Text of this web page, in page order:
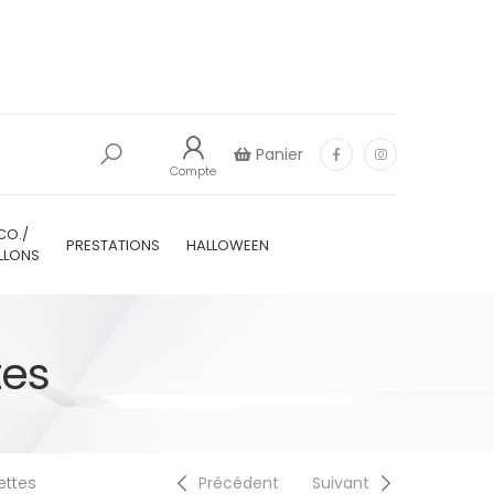
Compte
Panier
PRESTATIONS HALLOWEEN
Précédent Suivant